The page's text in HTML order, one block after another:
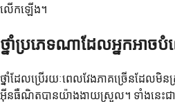
លើកឡើង។
ថ្នាំប្រភេទណាដែលអ្នកអា
ថ្នាំដែលប្រើរយៈពេលវែងភាគច្រើនដែលមិ
អ៊ីនធឺណិតបានយ៉ាងងាយស្រួល។ ទាំងនេះជាថ្ន